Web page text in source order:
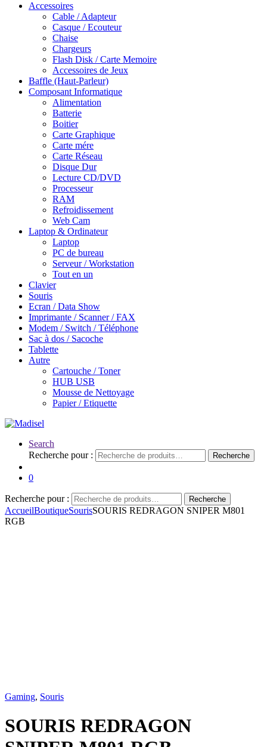
Accessoires
Cable / Adapteur
Casque / Ecouteur
Chaise
Chargeurs
Flash Disk / Carte Memoire
Accessoires de Jeux
Baffle (Haut-Parleur)
Composant Informatique
Alimentation
Batterie
Boitier
Carte Graphique
Carte mére
Carte Réseau
Disque Dur
Lecture CD/DVD
Processeur
RAM
Refroidissement
Web Cam
Laptop & Ordinateur
Laptop
PC de bureau
Serveur / Workstation
Tout en un
Clavier
Souris
Ecran / Data Show
Imprimante / Scanner / FAX
Modem / Switch / Téléphone
Sac à dos / Sacoche
Tablette
Autre
Cartouche / Toner
HUB USB
Mousse de Nettoyage
Papier / Etiquette
Search
Recherche pour :
Recherche
0
Recherche pour : Recherche
AccueilBoutiqueSourisSOURIS REDRAGON SNIPER M801
RGB
Gaming, Souris
SOURIS REDRAGON